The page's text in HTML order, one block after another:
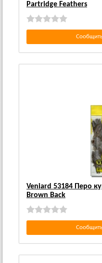
Partridge Feathers
Veniard 53184 Перо
Brown Back